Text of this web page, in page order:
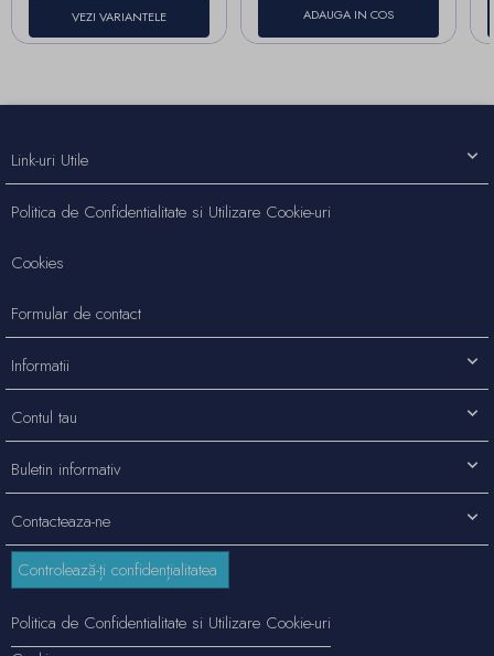
VEZI VARIANTELE ADAUGA IN COS
Contacteaza-ne
Link-uri Utile
Politica de Confidentialitate si Utilizare Cookie-uri
Cookies
Formular de contact
Informatii
Contul tau
Buletin informativ
Controlează-ți confidențialitatea
Politica de Confidentialitate si Utilizare Cookie-uri